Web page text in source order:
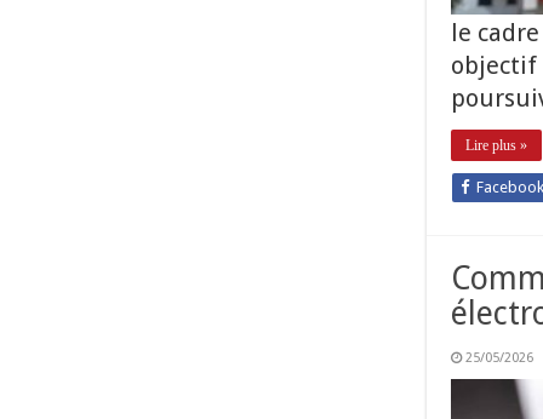
le
objectif
Lire plus »
Facebook
25/05/2026